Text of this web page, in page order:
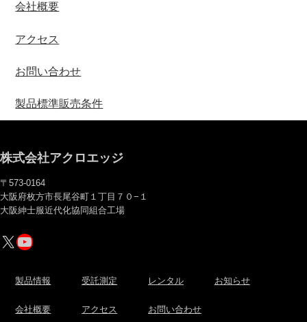
会社概要
アクセス
お問い合わせ
製品標準販売条件
株式会社アクロエッジ
〒573-0164
大阪府枚方市長尾谷町１丁目７０−１
大阪紳士服近代化協同組合工場
X YouTube
製品情報 受託測定 レンタル お知らせ
会社概要 アクセス お問い合わせ